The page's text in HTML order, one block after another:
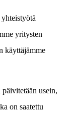
yritysten
käyttäjämme
usein,
on saatettu